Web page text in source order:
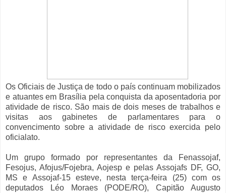
Os Oficiais de Justiça de todo o país continuam mobilizados
e atuantes em Brasília pela conquista da aposentadoria por
atividade de risco. São mais de dois meses de trabalhos e
visitas aos gabinetes de parlamentares para o
convencimento sobre a atividade de risco exercida pelo
oficialato.
Um grupo formado por representantes da Fenassojaf,
Fesojus, Afojus/Fojebra, Aojesp e pelas Assojafs DF, GO,
MS e Assojaf-15 esteve, nesta terça-feira (25) com os
deputados Léo Moraes (PODE/RO), Capitão Augusto